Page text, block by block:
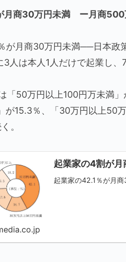
月商30万円未満 ー月商500
が月商30万円未満──日本政
人は本人1人だけで起業し、
「50万円以上100円万未満
が15.3％、「30万円以上50
。
起業家の4割が
起業家の42.1％が月